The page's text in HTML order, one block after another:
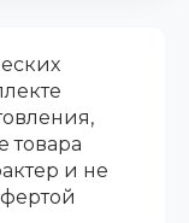
товара
и не